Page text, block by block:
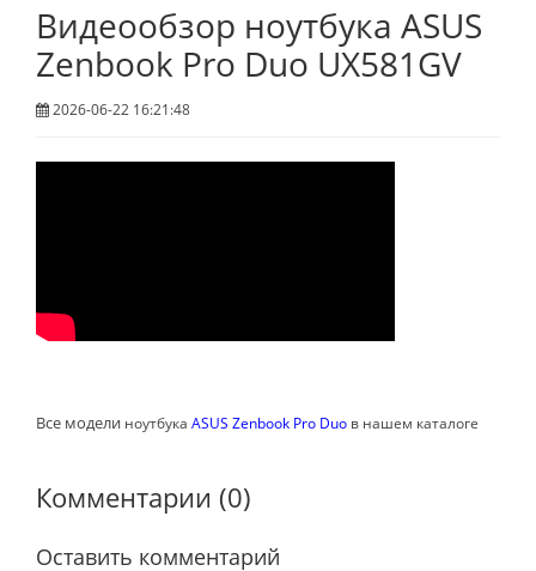
Видеообзор ноутбука ASUS
Zenbook Pro Duo UX581GV
2026-06-22 16:21:48
Все модели ноутбука ASUS Zenbook Pro Duo в нашем каталоге
Комментарии (0)
Оставить комментарий